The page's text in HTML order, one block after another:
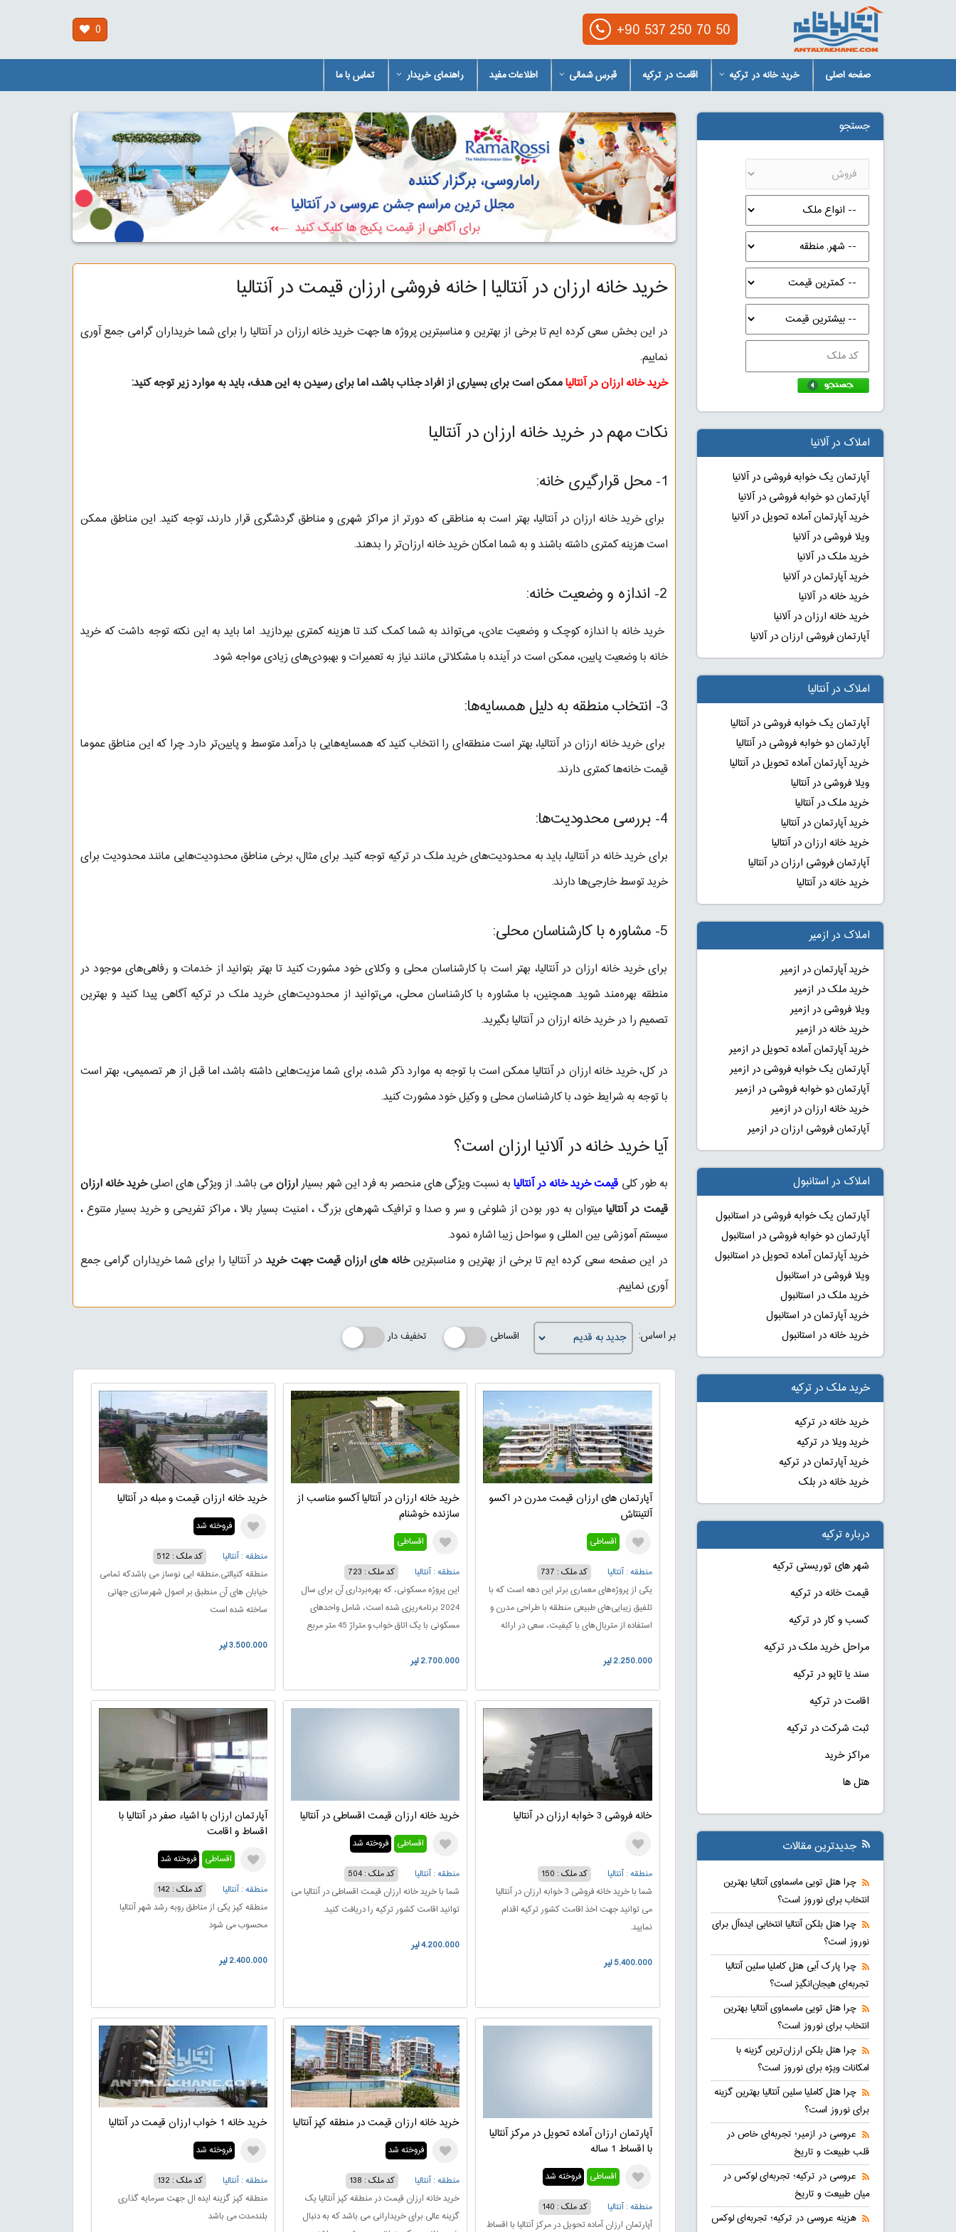
0 +90 537 250 70 50
صفحه اصلی خرید خانه در ترکیه اقامت در ترکیه قبرس شمالی اطلاعات مفید راهنمای خریدار تماس با ما
خرید خانه ارزان در آنتالیا | خانه فروشی ارزان قیمت در آنتالیا
در این بخش سعی کرده ایم تا برخی از بهترین و مناسبترین پروژه ها جهت خرید خانه ارزان در آنتالیا را برای شما خریداران گرامی جمع آوری
نماییم.
خرید خانه ارزان در آنتالیاممکن است برای بسیاری از افراد جذاب باشد، اما برای رسیدن به این هدف، باید به موارد زیر توجه کنید:
نکات مهم در خرید خانه ارزان در آنتالیا
1- محل قرارگیری خانه:
برای خرید خانه ارزان در آنتالیا، بهتر است به مناطقی که دورتر از مراکز شهری و مناطق گردشگری قرار دارند، توجه کنید. این مناطق ممکن
است هزینه کمتری داشته باشند و به شما امکان خرید خانه ارزان‌تر را بدهند.
2- اندازه و وضعیت خانه:
خرید خانه با اندازه کوچک و وضعیت عادی، می‌تواند به شما کمک کند تا هزینه کمتری بپردازید. اما باید به این نکته توجه داشت که خرید
خانه با وضعیت پایین، ممکن است در آینده با مشکلاتی مانند نیاز به تعمیرات و بهبودی‌های زیادی مواجه شود.
3- انتخاب منطقه به دلیل همسایه‌ها:
برای خرید خانه ارزان در آنتالیا، بهتر است منطقه‌ای را انتخاب کنید که همسایه‌هایی با درآمد متوسط و پایین‌تر دارد. چرا که این مناطق عموما
قیمت خانه‌ها کمتری دارند.
4- بررسی محدودیت‌ها:
برای خرید خانه در آنتالیا، باید به محدودیت‌های خرید ملک در ترکیه توجه کنید. برای مثال، برخی مناطق محدودیت‌هایی مانند محدودیت برای
خرید توسط خارجی‌ها دارند.
5- مشاوره با کارشناسان محلی:
برای خرید خانه ارزان در آنتالیا، بهتر است با کارشناسان محلی و وکلای خود مشورت کنید تا بهتر بتوانید از خدمات و رفاهی‌های موجود در
منطقه بهره‌مند شوید. همچنین، با مشاوره با کارشناسان محلی، می‌توانید از محدودیت‌های خرید ملک در ترکیه آگاهی پیدا کنید و بهترین
تصمیم را در خرید خانه ارزان در آنتالیا بگیرید.
در کل، خرید خانه ارزان در آنتالیا ممکن است با توجه به موارد ذکر شده، برای شما مزیت‌هایی داشته باشد، اما قبل از هر تصمیمی، بهتر است
با توجه به شرایط خود، با کارشناسان محلی و وکیل خود مشورت کنید.
آیا خرید خانه در آلانیا ارزان است؟
به طور کلی قیمت خرید خانه در آنتالیابه نسبت ویژگی های منحصر به فرد این شهر بسیارارزانمی باشد. از ویژگی های اصلیخرید خانه ارزان
قیمت در آنتالیامیتوان به دور بودن از شلوغی و سر و صدا و ترافیک شهرهای بزرگ ، امنیت بسیار بالا ، مراکز تفریحی و خرید بسیار متنوع ،
سیستم آموزشی بین المللی و سواحل زیبا اشاره نمود.
در این صفحه سعی کرده ایم تا برخی از بهترین و مناسبترینخانه های ارزان قیمت جهت خریددر آنتالیا را برای شما خریداران گرامی جمع
آوری نماییم.
بر اساس: اقساطی تخفیف دار
آپارتمان های ارزان قیمت مدرن در اکسو
آلتینتاش
اقساطی
منطقه : آنتالیا
کد ملک : 737
یکی از پروژه‌های معماری برتر این دهه است که با
تلفیق زیبایی‌های طبیعی منطقه با طراحی مدرن و
استفاده از متریال‌های با کیفیت، سعی در ارائه
آلتینتاش با ارائه امکاناتی همچون استخر
باشگاه بدنسازی و گیم سنتر، محیطی مناسب برای
2.250.000 لیر
خرید خانه ارزان در آنتالیا آکسو مناسب از
سازنده خوشنام
اقساطی
منطقه : آنتالیا
کد ملک : 723
این پروژه مسکونی، که بهره‌برداری آن برای سال
2024 برنامه‌ریزی شده است، شامل واحدهای
مسکونی با یک اتاق خواب و متراژ 45 متر مربع
لوکس، گزینه مناسبی برای سکونت دائم و یا
2.700.000 لیر
خرید خانه ارزان قیمت و مبله در آنتالیا
فروخته شد
منطقه : آنتالیا
کد ملک : 512
منطقه کنیالتی,منطقه ایی نوساز می باشدکه تمامی
خیابان های آن منطبق بر اصول شهرسازی جهانی
ساخته شده است
3.500.000 لیر
خانه فروشی 3 خوابه ارزان در آنتالیا
منطقه : آنتالیا
کد ملک : 150
شما با خرید خانه فروشی 3 خوابه ارزان در آنتالیا
می توانید جهت اخذ اقامت کشور ترکیه اقدام
نمایید.
5.400.000 لیر
خرید خانه ارزان قیمت اقساطی در آنتالیا
اقساطی فروخته شد
منطقه : آنتالیا
کد ملک : 504
شما با خرید خانه ارزان قیمت اقساطی در آنتالیا می
توانید اقامت کشور ترکیه را دریافت کنید.
4.200.000 لیر
آپارتمان ارزان با اشیاء صفر در آنتالیا با
اقساط و اقامت
اقساطی فروخته شد
منطقه : آنتالیا
کد ملک : 142
منطقه کپز یکی از مناطق روبه رشد شهر آنتالیا
محسوب می شود
2.400.000 لیر
آپارتمان ارزان آماده تحویل در مرکز آنتالیا
با اقساط 1 ساله
اقساطی
فروخته شد
منطقه : آنتالیا
کد ملک : 140
آپارتمان ارزان آماده تحویل در مرکز آنتالیا با اقساط
خرید خانه ارزان قیمت در منطقه کپز آنتالیا
فروخته شد
منطقه : آنتالیا
کد ملک : 138
خرید خانه ارزان قیمت در منطقه کپز آنتالیا یک
گزینه عالی برای خریدارانی می باشد که به دنبال
خرید خانه 1 خواب ارزان قیمت در آنتالیا
فروخته شد
منطقه : آنتالیا
کد ملک : 132
منطقه کپز گزینه ایده ال جهت سرمایه گذاری
بلندمدت می باشد
جستجو
املاک در آلانیا
آپارتمان یک خوابه فروشی در آلانیا
آپارتمان دو خوابه فروشی در آلانیا
خرید آپارتمان آماده تحویل در آلانیا
ویلا فروشی در آلانیا
خرید ملک در آلانیا
خرید آپارتمان در آلانیا
خرید خانه در آلانیا
خرید خانه ارزان در آلانیا
آپارتمان فروشی ارزان در آلانیا
املاک در آنتالیا
آپارتمان یک خوابه فروشی در آنتالیا
آپارتمان دو خوابه فروشی در آنتالیا
خرید آپارتمان آماده تحویل در آنتالیا
ویلا فروشی در آنتالیا
خرید ملک در آنتالیا
خرید آپارتمان در آنتالیا
خرید خانه ارزان در آنتالیا
آپارتمان فروشی ارزان در آنتالیا
خرید خانه در آنتالیا
املاک در ازمیر
خرید آپارتمان در ازمیر
خرید ملک در ازمیر
ویلا فروشی در ازمیر
خرید خانه در ازمیر
خرید آپارتمان آماده تحویل در ازمیر
آپارتمان یک خوابه فروشی در ازمیر
آپارتمان دو خوابه فروشی در ازمیر
خرید خانه ارزان در ازمیر
آپارتمان فروشی ارزان در ازمیر
املاک در استانبول
آپارتمان یک خوابه فروشی در استانبول
آپارتمان دو خوابه فروشی در استانبول
خرید آپارتمان آماده تحویل در استانبول
ویلا فروشی در استانبول
خرید ملک در استانبول
خرید آپارتمان در استانبول
خرید خانه در استانبول
خرید ملک در ترکیه
خرید خانه در ترکیه
خرید ویلا در ترکیه
خرید آپارتمان در ترکیه
خرید خانه در بلک
درباره ترکیه
شهر های توریستی ترکیه
قیمت خانه در ترکیه
کسب و کار در ترکیه
مراحل خرید ملک در ترکیه
سند یا تاپو در ترکیه
اقامت در ترکیه
ثبت شرکت در ترکیه
مراکز خرید
هتل ها
جدیدترین مقالات
چرا هتل تویی ماسماوی آنتالیا بهترین
انتخاب برای نوروز است؟
چرا هتل بلکن آنتالیا انتخابی ایده‌آل برای
نوروز است؟
چرا پارک آبی هتل کاملیا سلین آنتالیا
تجربه‌ای هیجان‌انگیز است؟
چرا هتل تویی ماسماوی آنتالیا بهترین
انتخاب برای نوروز است؟
چرا هتل بلکن ارزان‌ترین گزینه با
امکانات ویژه برای نوروز است؟
چرا هتل کاملیا سلین آنتالیا بهترین گزینه
برای نوروز است؟
عروسی در ازمیر؛ تجربه‌ای خاص در
قلب طبیعت و تاریخ
عروسی در ترکیه؛ تجربه‌ای لوکس در
میان طبیعت و تاریخ
هزینه عروسی در ترکیه؛ تجربه‌ای لوکس